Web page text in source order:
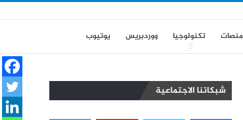
منصات تكنولوجيا ووردبريس يوتيوب
شبكاتنا الاجتماعية